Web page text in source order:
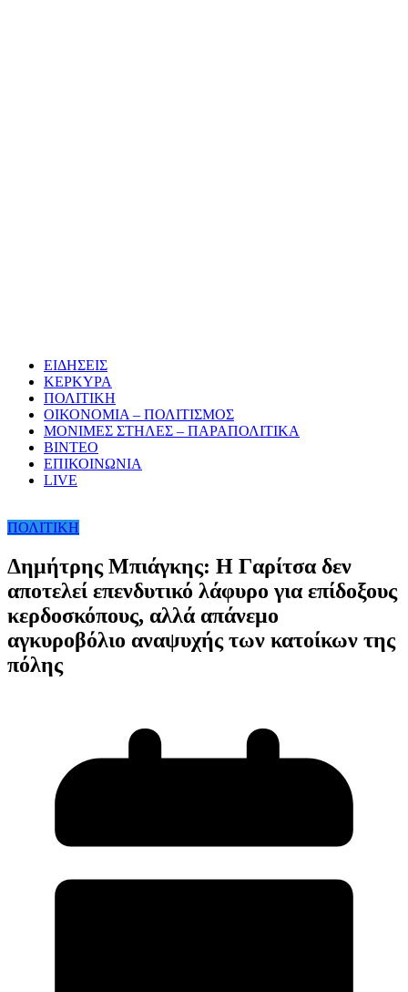
ΕΙΔΗΣΕΙΣ
ΚΕΡΚΥΡΑ
ΠΟΛΙΤΙΚΗ
ΟΙΚΟΝΟΜΙΑ – ΠΟΛΙΤΙΣΜΟΣ
ΜΟΝΙΜΕΣ ΣΤΗΛΕΣ – ΠΑΡΑΠΟΛΙΤΙΚΑ
ΒΙΝΤΕΟ
ΕΠΙΚΟΙΝΩΝΙΑ
LIVE
ΠΟΛΙΤΙΚΗ
Δημήτρης Μπιάγκης: Η Γαρίτσα δεν
αποτελεί επενδυτικό λάφυρο για επίδοξους
κερδοσκόπους, αλλά απάνεμο
αγκυροβόλιο αναψυχής των κατοίκων της
πόλης